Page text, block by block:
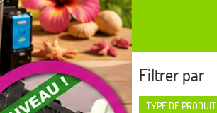
Filtrer par
TYPE DE PRODUIT